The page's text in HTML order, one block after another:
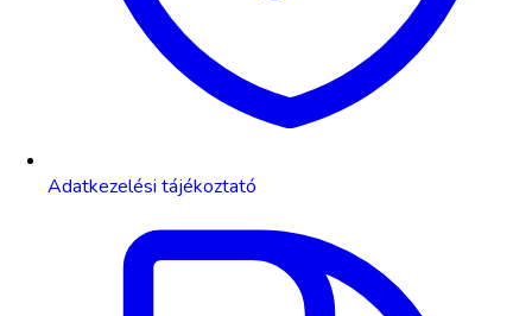
Adatkezelési tájékoztató